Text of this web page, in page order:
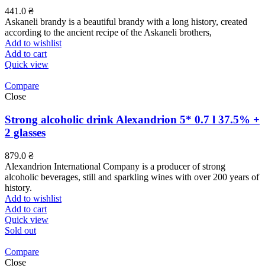
441.0 ₴
Askaneli brandy is a beautiful brandy with a long history, created
according to the ancient recipe of the Askaneli brothers,
Add to wishlist
Add to cart
Quick view
Compare
Close
Strong alcoholic drink Alexandrion 5* 0.7 l 37.5% +
2 glasses
879.0 ₴
Alexandrion International Company is a producer of strong
alcoholic beverages, still and sparkling wines with over 200 years of
history.
Add to wishlist
Add to cart
Quick view
Sold out
Compare
Close